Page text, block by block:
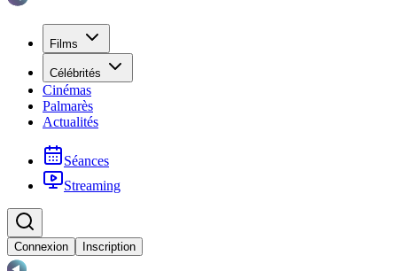
Films
Célébrités
Cinémas
Palmarès
Actualités
Séances
Streaming
Connexion Inscription